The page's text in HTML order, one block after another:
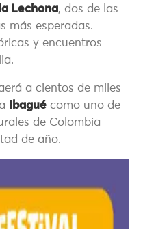
Lechona, dos de las
más esperadas.
y encuentros
a cientos de miles
Ibagué como uno de
de Colombia
de año.